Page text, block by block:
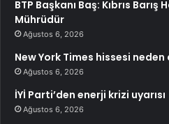
BTP Başkanı Baş: Kıbrıs Barış
Mührüdür
Ağustos 6, 2026
New York Times hissesi neden
Ağustos 6, 2026
İYİ Parti’den enerji krizi uyarısı
Ağustos 6, 2026